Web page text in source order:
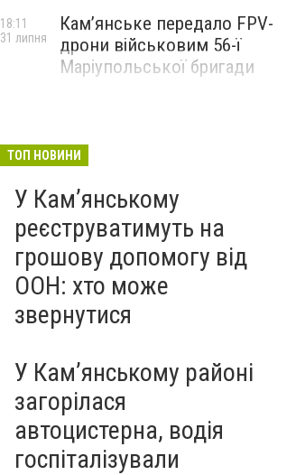
Кам’янське передало FPV-
дрони військовим 56-ї
Маріупольської бригади
18:11
31 липня
ТОП НОВИНИ
У Кам’янському
реєструватимуть на
грошову допомогу від
ООН: хто може
звернутися
У Кам’янському районі
загорілася
автоцистерна, водія
госпіталізували